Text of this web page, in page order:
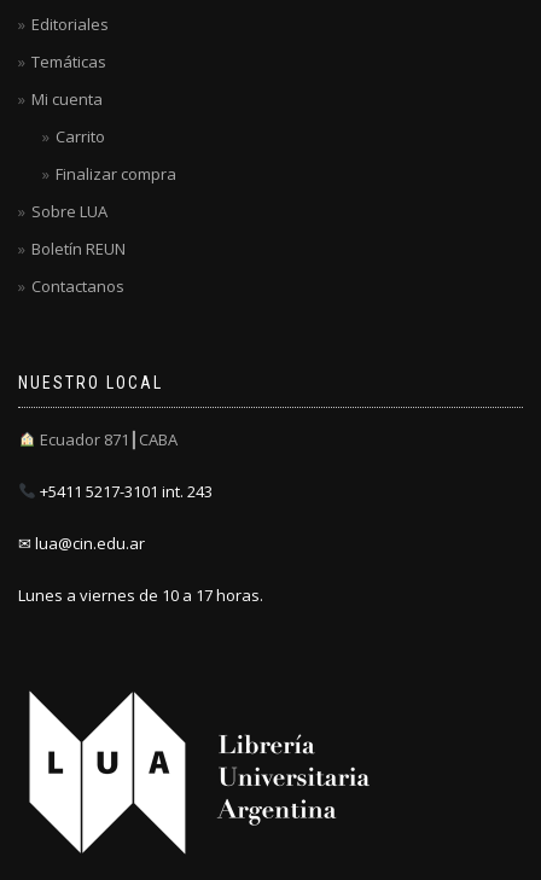
Editoriales
Temáticas
Mi cuenta
Carrito
Finalizar compra
Sobre LUA
Boletín REUN
Contactanos
NUESTRO LOCAL
Ecuador 871┃CABA
+5411 5217-3101 int. 243
✉ lua@cin.edu.ar
Lunes a viernes de 10 a 17 horas.